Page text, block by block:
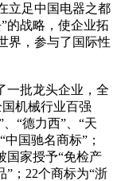
立足中国电器之都
的战略，使企业拓
界，参与了国际性
一批龙头企业，全
机械行业百强
“德力西”、“天
国驰名商标”；
国家授予“免检产
”；22个商标为“浙